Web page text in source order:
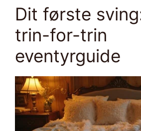
Dit første
trin-for-trin
eventyrguide